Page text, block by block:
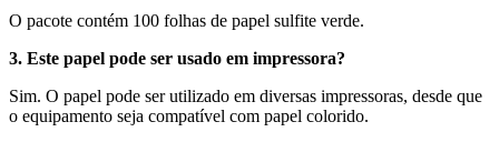
O pacote contém 100 folhas de papel sulfite verde.
3. Este papel pode ser usado em impressora?
Sim. O papel pode ser utilizado em diversas impressoras, desde que
o equipamento seja compatível com papel colorido.